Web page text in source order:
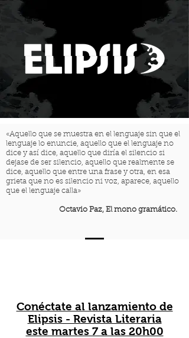
«Aquello que se muestra en el lenguaje sin que el
lenguaje lo enuncie, aquello que el lenguaje no
dice y así dice, aquello que diría el silencio si
dejase de ser silencio, aquello que realmente se
dice, aquello que entre una frase y otra, en esa
grieta que no es silencio ni voz, aparece, aquello
que el lenguaje calla»
Octavio Paz, El mono gramático.
Conéctate al lanzamiento de
Elipsis - Revista Literaria
este martes 7 a las 20h00